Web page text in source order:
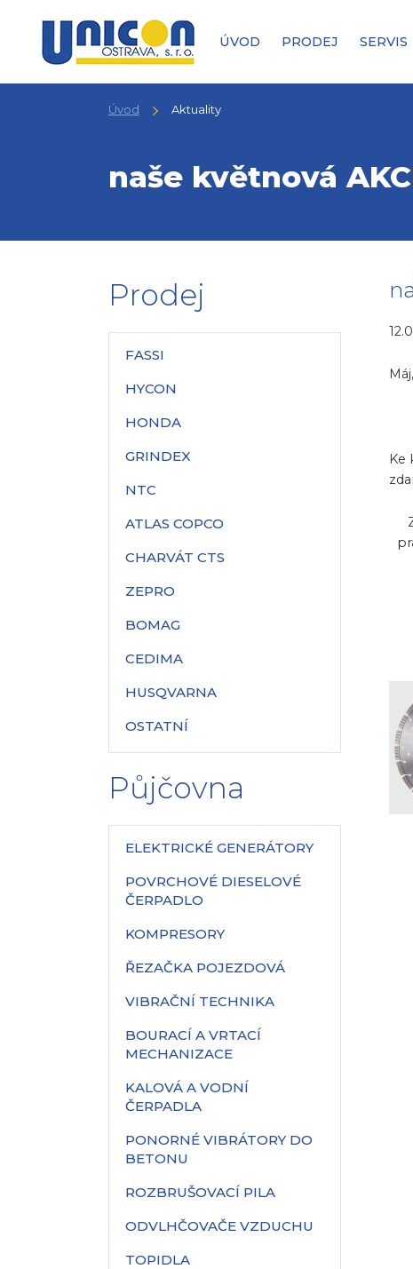
ÚVOD PRODEJ SERVIS
Úvod Aktuality
naše květnová
Prodej
FASSI
HYCON
HONDA
GRINDEX
NTC
ATLAS COPCO
CHARVÁT CTS
ZEPRO
BOMAG
CEDIMA
HUSQVARNA
OSTATNÍ
Půjčovna
ELEKTRICKÉ GENERÁTORY
POVRCHOVÉ DIESELOVÉ
ČERPADLO
KOMPRESORY
ŘEZAČKA POJEZDOVÁ
VIBRAČNÍ TECHNIKA
BOURACÍ A VRTACÍ
MECHANIZACE
KALOVÁ A VODNÍ
ČERPADLA
PONORNÉ VIBRÁTORY DO
BETONU
ROZBRUŠOVACÍ PILA
ODVLHČOVAČE VZDUCHU
TOPIDLA
Ke